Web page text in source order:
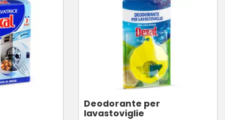
Deodorante per
lavastoviglie